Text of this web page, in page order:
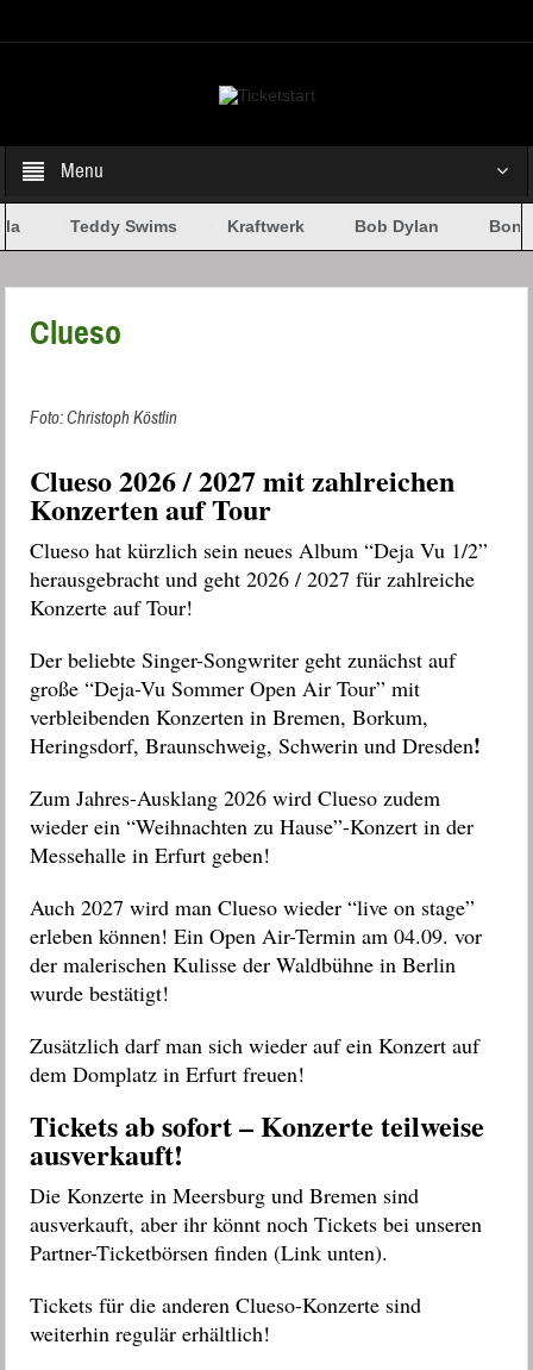
Menu
Teddy Swims Kraftwerk Bob Dylan
Clueso
Foto: Christoph Köstlin
Clueso 2026 / 2027 mit zahlreichen
Konzerten auf Tour
Clueso hat kürzlich sein neues Album “Deja Vu 1/2”
herausgebracht und geht 2026 / 2027 für zahlreiche
Konzerte auf Tour!
Der beliebte Singer-Songwriter geht zunächst auf
große “Deja-Vu Sommer Open Air Tour” mit
verbleibendenKonzerten in Bremen, Borkum,
Heringsdorf, Braunschweig, Schwerin und Dresden!
Zum Jahres-Ausklang 2026 wird Clueso zudem
wieder ein “Weihnachten zu Hause”-Konzert in der
Messehalle in Erfurt geben!
Auch 2027 wird man Clueso wieder “live on stage”
erleben können! Ein Open Air-Termin am 04.09. vor
der malerischen Kulisse der Waldbühne in Berlin
wurde bestätigt!
Zusätzlich darf man sich wieder auf ein Konzert auf
dem Domplatz in Erfurt freuen!
Tickets ab sofort – Konzerte teilweise
ausverkauft!
Die Konzerte in Meersburg und Bremen sind
ausverkauft, aber ihr könnt noch Tickets bei unseren
Partner-Ticketbörsen finden (Link unten).
Tickets für die anderen Clueso-Konzerte sind
weiterhin regulär erhältlich!